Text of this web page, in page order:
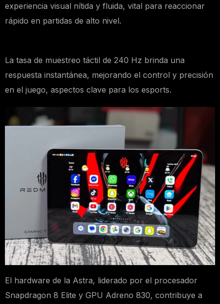
experiencia visual nítida y fluida, vital para reaccionar
rápido en partidas de alto nivel.
La tasa de muestreo táctil de 240 Hz brinda una
respuesta instantánea, mejorando el control y precisión
en el juego, aspectos clave para los esports.
El hardware de la Astra, liderado por el procesador
Snapdragon 8 Elite y GPU Adreno 830, contribuye a